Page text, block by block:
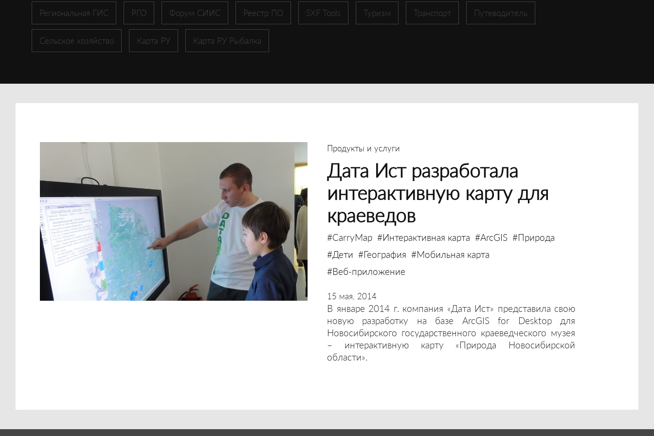
Региональная ГИС РГО Форум СИИС Реестр ПО SXF Tools Туризм Транспорт Путеводитель
Сельское хозяйство Карта РУ Карта РУ Рыбалка
Продукты и услуги
Дата Ист разработала
интерактивную карту для
краеведов
#CarryMap #Интерактивная карта #ArcGIS #Природа
#Дети #География #Мобильная карта
#Веб-приложение
15 мая, 2014
В январе 2014 г. компания «Дата Ист» представила свою
новую разработку на базе ArcGIS for Desktop для
Новосибирского государственного краеведческого музея
– интерактивную карту «Природа Новосибирской
области».